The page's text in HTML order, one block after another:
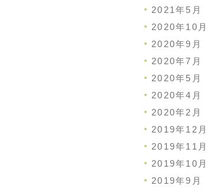
2021年5月
2020年10月
2020年9月
2020年7月
2020年5月
2020年4月
2020年2月
2019年12月
2019年11月
2019年10月
2019年9月